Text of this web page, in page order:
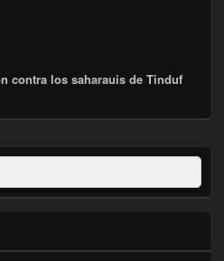
contra los saharauis de Tinduf